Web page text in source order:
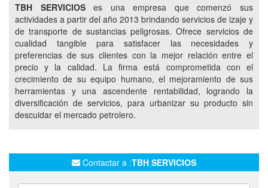
SERVICIOS DE HIDROGRUA AUXILIO LAS 24HS
AUXILIO OFF ROAD 4X4 PICK UP
AUXILIO MECANICO NEUQUEN AUXILIO EN PLOTTIER
AUXILIO EN NEUQUEN CAPITAL CAMILLA HIDRAULICA
TRASLADO DE MAQUINAS VIALES
EQUIPOS DE IZAJES EN PETROLEO Y GAS
MONTAJE DE EQUIPOS PETROLEROS
SERVICIO PARA EMPRESAS PETROLERAS
TRANSPORTE DE AUTOS TRANSPORTE DE CAMIONETAS
TBH SERVICIOSes una empresa que comenzó sus
actividades a partir del año 2013 brindando servicios de izaje y
de transporte de sustancias peligrosas. Ofrece servicios de
cualidad tangible para satisfacer las necesidades y
preferencias de sus clientes con la mejor relación entre el
precio y la calidad. La firma está comprometida con el
crecimiento de su equipo humano, el mejoramiento de sus
herramientas y una ascendente rentabilidad, logrando la
diversificación de servicios, para urbanizar su producto sin
descuidar el mercado petrolero.
Contactar a :TBH SERVICIOS